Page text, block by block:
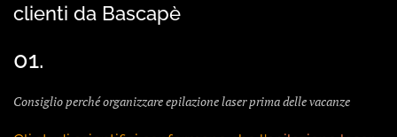
clienti da Bascapè
01.
Consiglio perché organizzare epilazione laser prima delle vacanze